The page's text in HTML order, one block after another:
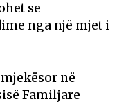
se
nga një mjet i
në
Familjare